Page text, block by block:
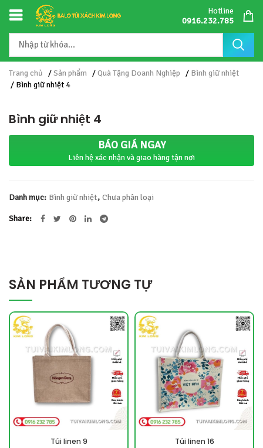
Hotline
0916.232.785
Trang chủ /Sản phẩm /Quà Tặng Doanh Nghiệp / Bình giữ nhiệt
/ Bình giữ nhiệt 4
Bình giữ nhiệt 4
BÁO GIÁ NGAY
Liên hệ xác nhận và giao hàng tận nơi
Danh mục: Bình giữ nhiệt, Chưa phân loại
Share
SẢN PHẨM TƯƠNG TỰ
Túi linen 9 Túi linen 16